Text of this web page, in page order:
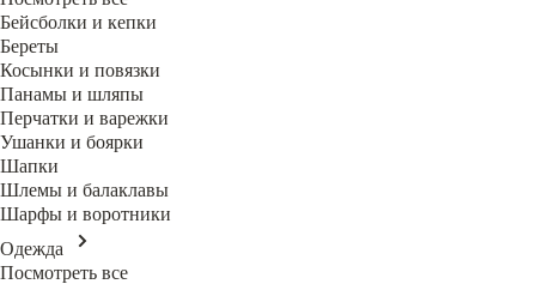
Бейсболки и кепки
Береты
Косынки и повязки
Панамы и шляпы
Перчатки и варежки
Ушанки и боярки
Шапки
Шлемы и балаклавы
Шарфы и воротники
Одежда
Посмотреть все